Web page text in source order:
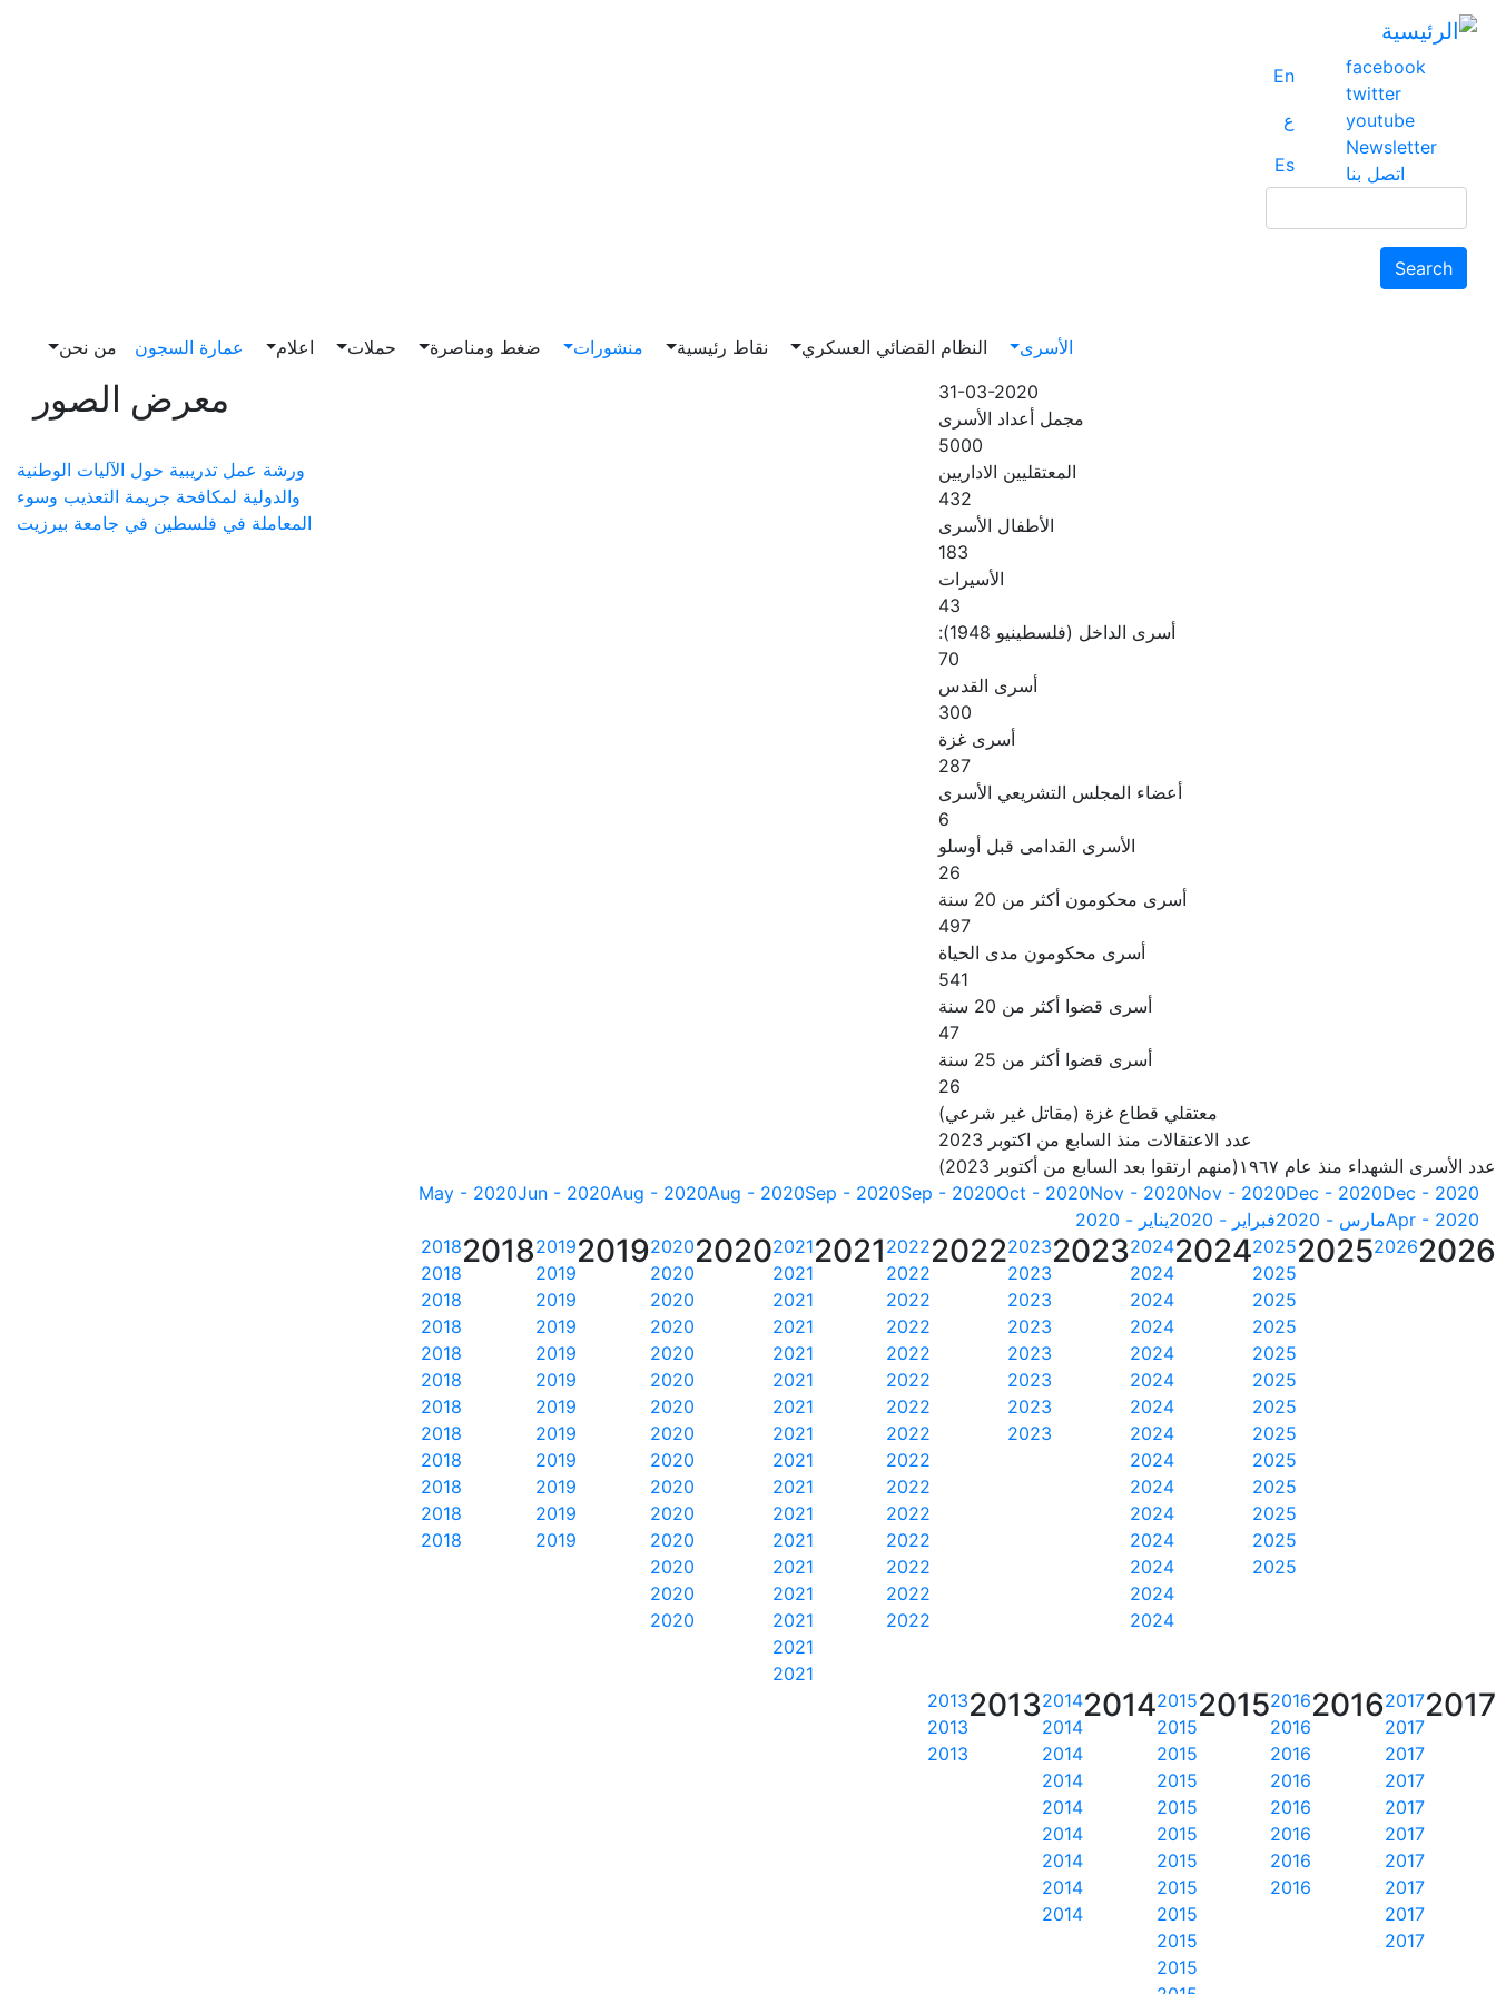
facebook
twitter
youtube
Newsletter
اتصل بنا
En
ع
Es
Search
Main navigation
الأسرى النظام القضائي العسكري نقاط رئيسية منشورات ضغط ومناصرة حملات اعلام عمارة السجون
من نحن
31-03-2020
مجمل أعداد الأسرى
5000
المعتقليين الاداريين
432
الأطفال الأسرى
183
الأسيرات
43
أسرى الداخل (فلسطينيو 1948):
70
أسرى القدس
300
أسرى غزة
287
أعضاء المجلس التشريعي الأسرى
6
الأسرى القدامى قبل أوسلو
26
أسرى محكومون أكثر من 20 سنة
497
أسرى محكومون مدى الحياة
541
أسرى قضوا أكثر من 20 سنة
47
أسرى قضوا أكثر من 25 سنة
26
معتقلي قطاع غزة (مقاتل غير شرعي)
عدد الاعتقالات منذ السابع من اكتوبر 2023
عدد الأسرى الشهداء منذ عام ١٩٦٧(منهم ارتقوا بعد السابع من أكتوبر 2023)
Dec - 2020
Dec - 2020
Nov - 2020
Nov - 2020
Oct - 2020
Sep - 2020
Sep - 2020
Aug - 2020
Aug - 2020
Jun - 2020
May - 2020
Apr - 2020مارس - 2020 فبراير - 2020 يناير - 2020
2026
2026
2025
2025
2025
2025
2025
2025
2025
2025
2025
2025
2025
2025
2025
2025
2024
2024
2024
2024
2024
2024
2024
2024
2024
2024
2024
2024
2024
2024
2024
2024
2023
2023
2023
2023
2023
2023
2023
2023
2023
2022
2022
2022
2022
2022
2022
2022
2022
2022
2022
2022
2022
2022
2022
2022
2022
2021
2021
2021
2021
2021
2021
2021
2021
2021
2021
2021
2021
2021
2021
2021
2021
2021
2021
2020
2020
2020
2020
2020
2020
2020
2020
2020
2020
2020
2020
2020
2020
2020
2020
2019
2019
2019
2019
2019
2019
2019
2019
2019
2019
2019
2019
2019
2018
2018
2018
2018
2018
2018
2018
2018
2018
2018
2018
2018
2018
2017
2017
2017
2017
2017
2017
2017
2017
2017
2017
2017
2016
2016
2016
2016
2016
2016
2016
2016
2016
2015
2015
2015
2015
2015
2015
2015
2015
2015
2015
2015
2015
2014
2014
2014
2014
2014
2014
2014
2014
2014
2014
2013
2013
2013
2013
معرض الصور
ورشة عمل تدريبية حول الآليات الوطنية
والدولية لمكافحة جريمة التعذيب وسوء
المعاملة في فلسطين في جامعة بيرزيت